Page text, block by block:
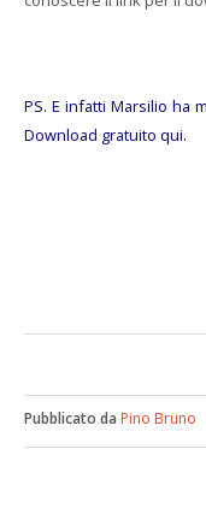
PS. E infatti Marsilio ha
Download gratuito qui.
Pubblicato da Pino Bruno